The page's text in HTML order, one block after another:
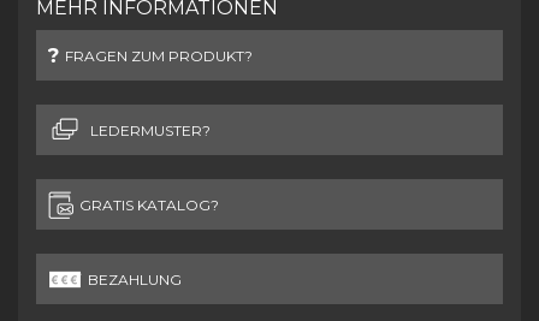
MEHR INFORMATIONEN
FRAGEN ZUM PRODUKT?
LEDERMUSTER?
GRATIS KATALOG?
BEZAHLUNG